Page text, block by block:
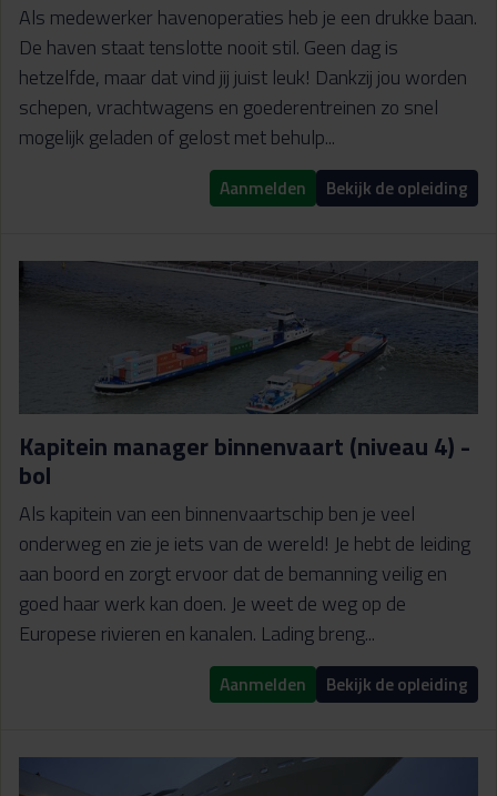
Als medewerker havenoperaties heb je een drukke baan.
De haven staat tenslotte nooit stil. Geen dag is
hetzelfde, maar dat vind jij juist leuk! Dankzij jou worden
schepen, vrachtwagens en goederentreinen zo snel
mogelijk geladen of gelost met behulp...
Aanmelden Bekijk de opleiding
Kapitein manager binnenvaart (niveau 4) -
bol
Als kapitein van een binnenvaartschip ben je veel
onderweg en zie je iets van de wereld! Je hebt de leiding
aan boord en zorgt ervoor dat de bemanning veilig en
goed haar werk kan doen. Je weet de weg op de
Europese rivieren en kanalen. Lading breng...
Aanmelden Bekijk de opleiding